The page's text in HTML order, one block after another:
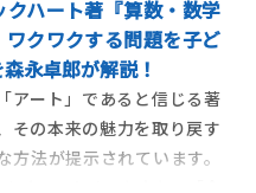
・ブック・レビュー この
永卓郎【経済アナリスト】
アナが明るく考えさせてく
熱闘！ […]
ハート著『算数・数学
ワクワクする問題を子ど
永卓郎が解説！
アート」であると信じる著
その本来の魅力を取り戻す
方法が提示されています。